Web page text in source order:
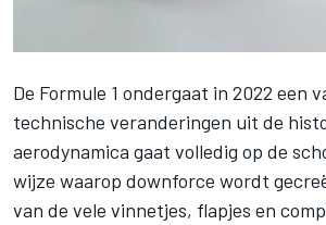
De Formule 1 ondergaat in 2022 een
technische veranderingen uit de
aerodynamica gaat volledig op de
wijze waarop downforce wordt
van de vele vinnetjes, flapjes en